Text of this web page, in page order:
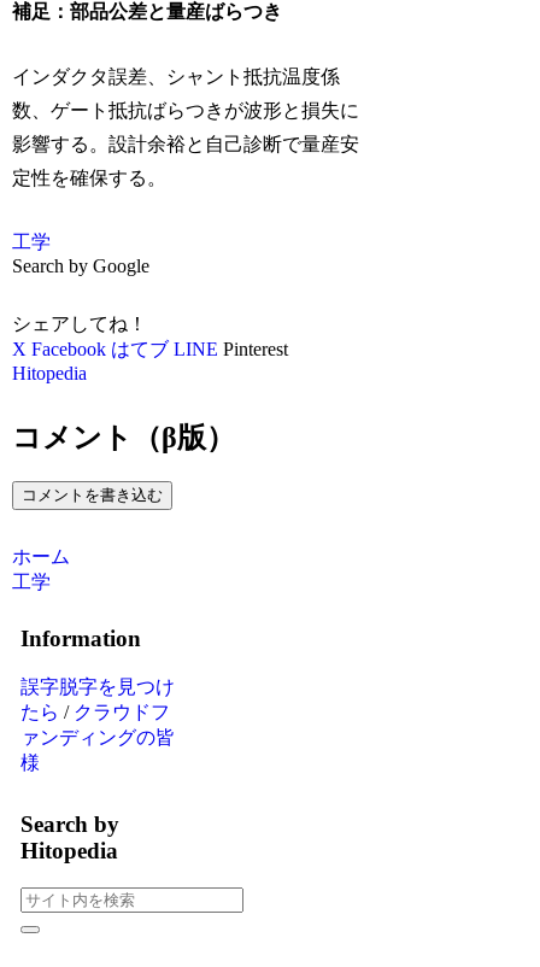
補足：部品公差と量産ばらつき
インダクタ誤差、シャント抵抗温度係
数、ゲート抵抗ばらつきが波形と損失に
影響する。設計余裕と自己診断で量産安
定性を確保する。
工学
Search by Google
シェアしてね！
X Facebook はてブ LINE Pinterest
Hitopedia
コメント（β版）
コメントを書き込む
ホーム
工学
Information
誤字脱字を見つけ
たら / クラウドフ
ァンディングの皆
様
Search by
Hitopedia